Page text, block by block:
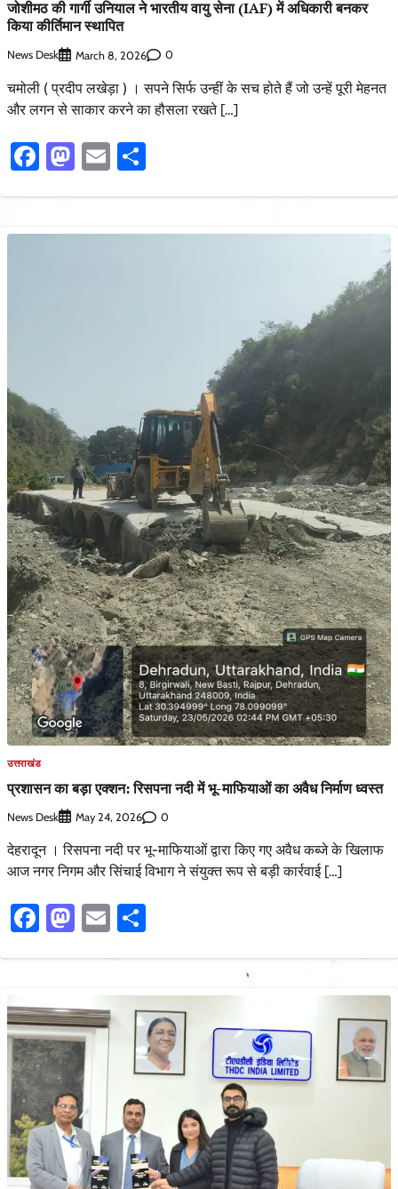
जोशीमठ की गार्गी उनियाल ने भारतीय वायु सेना (IAF) में अधिकारी बनकर
किया कीर्तिमान स्थापित
News Desk March 8, 2026 0
चमोली ( प्रदीप लखेड़ा ) । सपने सिर्फ उन्हीं के सच होते हैं जो उन्हें पूरी मेहनत
और लगन से साकार करने का हौसला रखते […]
Facebook
Mastodon
Email
उत्तराखंड
प्रशासन का बड़ा एक्शन: रिसपना नदी में भू-माफियाओं का अवैध निर्माण ध्वस्त
News Desk May 24, 2026 0
देहरादून । रिसपना नदी पर भू-माफियाओं द्वारा किए गए अवैध कब्जे के खिलाफ
आज नगर निगम और सिंचाई विभाग ने संयुक्त रूप से बड़ी कार्रवाई […]
Facebook
Mastodon
Email